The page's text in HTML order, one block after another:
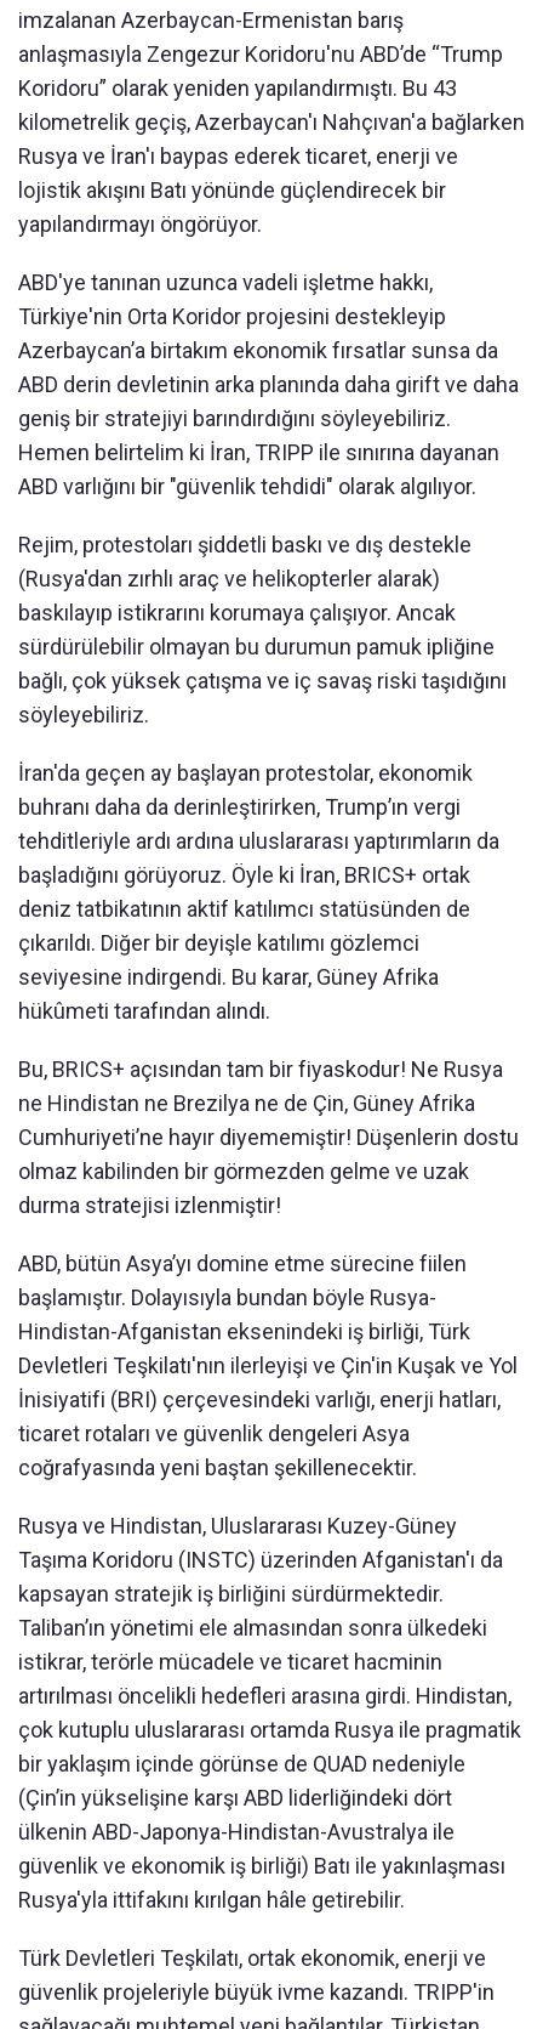
imzalanan Azerbaycan-Ermenistan barış
anlaşmasıyla Zengezur Koridoru'nu ABD’de “Trump
Koridoru” olarak yeniden yapılandırmıştı. Bu 43
kilometrelik geçiş, Azerbaycan'ı Nahçıvan'a bağlarken
Rusya ve İran'ı baypas ederek ticaret, enerji ve
lojistik akışını Batı yönünde güçlendirecek bir
yapılandırmayı öngörüyor.
ABD'ye tanınan uzunca vadeli işletme hakkı,
Türkiye'nin Orta Koridor projesini destekleyip
Azerbaycan’a birtakım ekonomik fırsatlar sunsa da
ABD derin devletinin arka planında daha girift ve daha
geniş bir stratejiyi barındırdığını söyleyebiliriz.
Hemen belirtelim ki İran, TRIPP ile sınırına dayanan
ABD varlığını bir "güvenlik tehdidi" olarak algılıyor.
Rejim, protestoları şiddetli baskı ve dış destekle
(Rusya'dan zırhlı araç ve helikopterler alarak)
baskılayıp istikrarını korumaya çalışıyor. Ancak
sürdürülebilir olmayan bu durumun pamuk ipliğine
bağlı, çok yüksek çatışma ve iç savaş riski taşıdığını
söyleyebiliriz.
İran'da geçen ay başlayan protestolar, ekonomik
buhranı daha da derinleştirirken, Trump’ın vergi
tehditleriyle ardı ardına uluslararası yaptırımların da
başladığını görüyoruz. Öyle ki İran, BRICS+ ortak
deniz tatbikatının aktif katılımcı statüsünden de
çıkarıldı. Diğer bir deyişle katılımı gözlemci
seviyesine indirgendi. Bu karar, Güney Afrika
hükûmeti tarafından alındı.
Bu, BRICS+ açısından tam bir fiyaskodur! Ne Rusya
ne Hindistan ne Brezilya ne de Çin, Güney Afrika
Cumhuriyeti’ne hayır diyememiştir! Düşenlerin dostu
olmaz kabilinden bir görmezden gelme ve uzak
durma stratejisi izlenmiştir!
ABD, bütün Asya’yı domine etme sürecine fiilen
başlamıştır. Dolayısıyla bundan böyle Rusya-
Hindistan-Afganistan eksenindeki iş birliği, Türk
Devletleri Teşkilatı'nın ilerleyişi ve Çin'in Kuşak ve Yol
İnisiyatifi (BRI) çerçevesindeki varlığı, enerji hatları,
ticaret rotaları ve güvenlik dengeleri Asya
coğrafyasında yeni baştan şekillenecektir.
Rusya ve Hindistan, Uluslararası Kuzey-Güney
Taşıma Koridoru (INSTC) üzerinden Afganistan'ı da
kapsayan stratejik iş birliğini sürdürmektedir.
Taliban’ın yönetimi ele almasından sonra ülkedeki
istikrar, terörle mücadele ve ticaret hacminin
artırılması öncelikli hedefleri arasına girdi. Hindistan,
çok kutuplu uluslararası ortamda Rusya ile pragmatik
bir yaklaşım içinde görünse de QUAD nedeniyle
(Çin’in yükselişine karşı ABD liderliğindeki dört
ülkenin ABD-Japonya-Hindistan-Avustralya ile
güvenlik ve ekonomik iş birliği) Batı ile yakınlaşması
Rusya'yla ittifakını kırılgan hâle getirebilir.
Türk Devletleri Teşkilatı, ortak ekonomik, enerji ve
güvenlik projeleriyle büyük ivme kazandı. TRIPP'in